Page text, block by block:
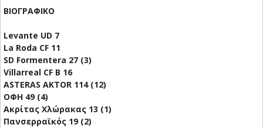
ΒΙΟΓΡΑΦΙΚΟ
Levante UD 7
La Roda CF 11
SD Formentera 27 (3)
Villarreal CF B 16
ASTERAS AKTOR 114 (12)
ΟΦΗ 49 (4)
Ακρίτας Χλώρακας 13 (1)
Πανσερραϊκός 19 (2)